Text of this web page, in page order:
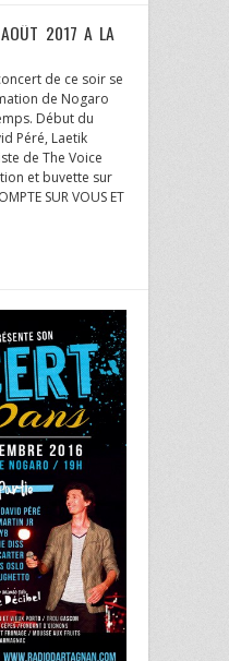
2017 A LA
de ce soir se
de Nogaro
Début du
Péré, Laetik
de The Voice
et buvette sur
SUR VOUS ET